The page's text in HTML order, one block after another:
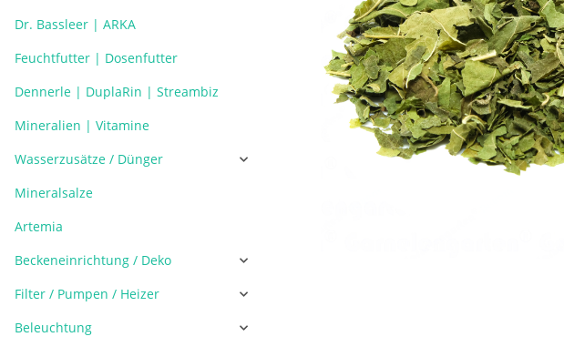
Dr. Bassleer | ARKA
Feuchtfutter | Dosenfutter
Dennerle | DuplaRin | Streambiz
Mineralien | Vitamine
Wasserzusätze / Dünger
Mineralsalze
Artemia
Beckeneinrichtung / Deko
Filter / Pumpen / Heizer
Beleuchtung